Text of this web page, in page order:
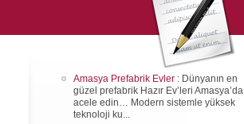
Amasya Prefabrik Evler : Dünyanın en
güzel prefabrik Hazır Ev’leri Amasya’da
acele edin… Modern sistemle yüksek
teknoloji ku...